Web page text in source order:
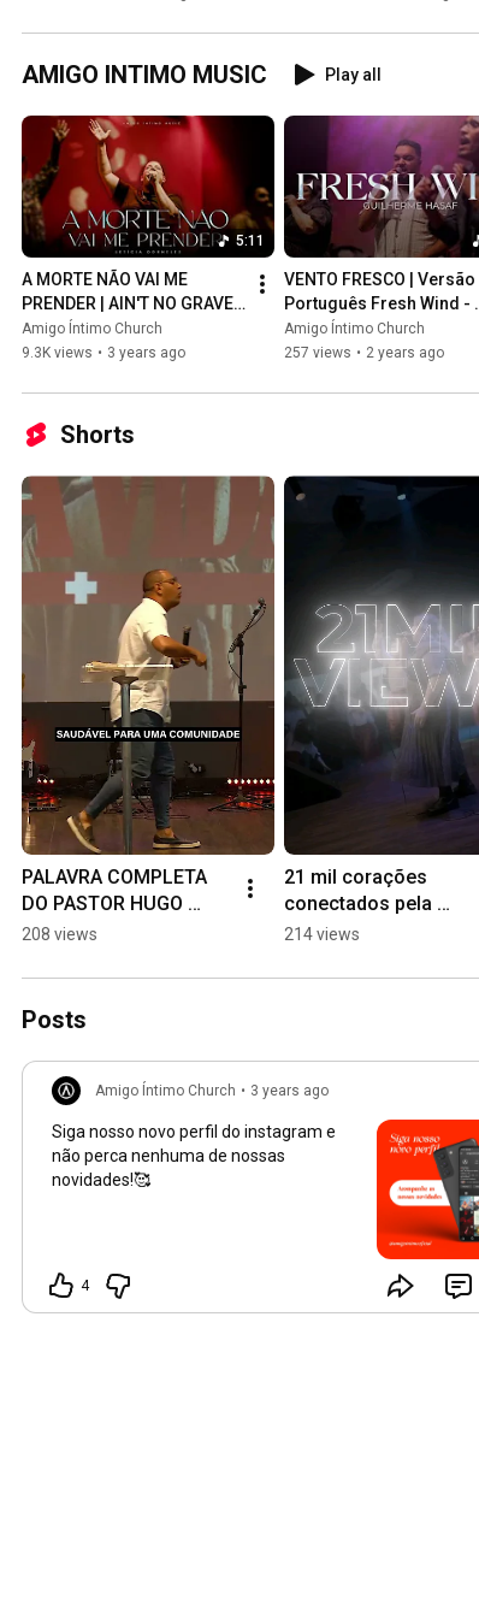
AMIGO INTIMO MUSIC Play all
5:11
A MORTE NÃO VAI ME
PRENDER | AIN'T NO GRAVE -
LETÍCIA DORNELES | AMIGO
ÍNTIMO MUSIC
Amigo Íntimo Church
9.3K views • 3 years ago
VENTO FRESCO | Versão
Português Fresh Wind -
Hillsong Worship | AMIGO
ÍNTIMO MUSIC
Amigo Íntimo Church
257 views • 2 years ago
Shorts
PALAVRA COMPLETA
DO PASTOR HUGO
#amigointimo
208 views
21 mil corações
conectados pela
adoração❤️‍🔥🙌
#worship #shorts
214 views
Posts
Amigo Íntimo Church • 3 years ago
Siga nosso novo perfil do instagram e
não perca nenhuma de nossas
novidades!🥰
4